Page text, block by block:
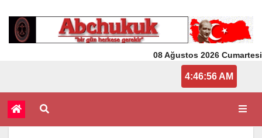
08 Ağustos 2026 Cumartesi
4:46:56 AM